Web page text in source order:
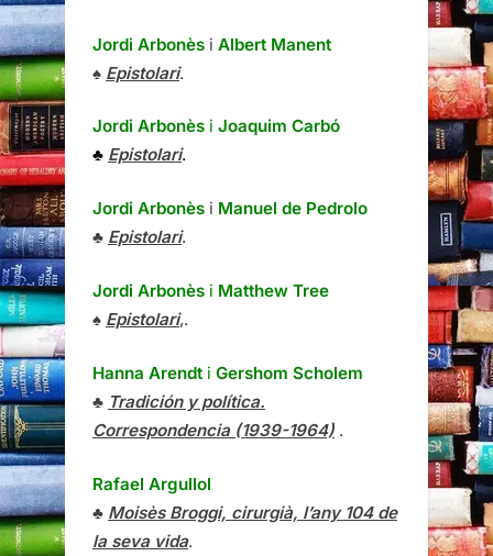
Jordi Arbonès i Albert Manent
♠ Epistolari.
Jordi Arbonès i Joaquim Carbó
♣ Epistolari.
Jordi Arbonès i Manuel de Pedrolo
♣ Epistolari.
Jordi Arbonès i Matthew Tree
♠ Epistolari,.
Hanna Arendt i Gershom Scholem
♣ Tradición y política.
Correspondencia (1939-1964) .
Rafael Argullol
♣ Moisès Broggi, cirurgià, l’any 104 de
la seva vida.